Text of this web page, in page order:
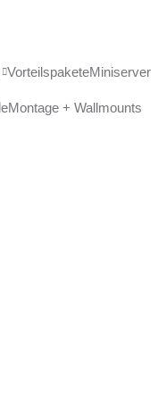
VorteilspaketeMiniserver
Montage + Wallmounts